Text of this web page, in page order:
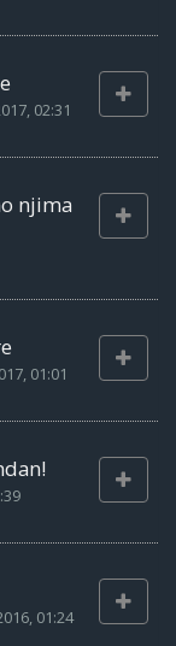
02:31
njima
01:01
01:24